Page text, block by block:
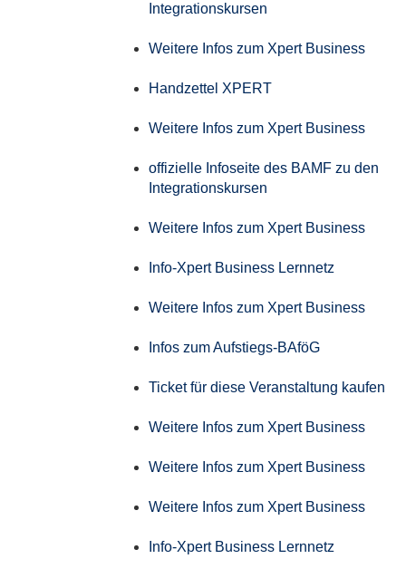
Integrationskursen
Weitere Infos zum Xpert Business
Handzettel XPERT
Weitere Infos zum Xpert Business
offizielle Infoseite des BAMF zu den
Integrationskursen
Weitere Infos zum Xpert Business
Info-Xpert Business Lernnetz
Weitere Infos zum Xpert Business
Infos zum Aufstiegs-BAföG
Ticket für diese Veranstaltung kaufen
Weitere Infos zum Xpert Business
Weitere Infos zum Xpert Business
Weitere Infos zum Xpert Business
Info-Xpert Business Lernnetz